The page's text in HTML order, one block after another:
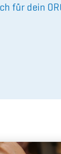
für dein